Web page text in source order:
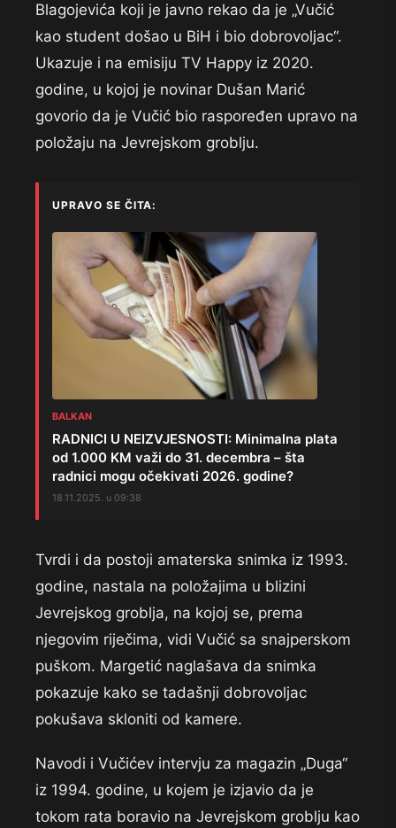
Blagojevića koji je javno rekao da je „Vučić
kao student došao u BiH i bio dobrovoljac“.
Ukazuje i na emisiju TV Happy iz 2020.
godine, u kojoj je novinar Dušan Marić
govorio da je Vučić bio raspoređen upravo na
položaju na Jevrejskom groblju.
UPRAVO SE ČITA:
BALKAN
RADNICI U NEIZVJESNOSTI: Minimalna plata
od 1.000 KM važi do 31. decembra – šta
radnici mogu očekivati 2026. godine?
18.11.2025. u 09:38
Tvrdi i da postoji amaterska snimka iz 1993.
godine, nastala na položajima u blizini
Jevrejskog groblja, na kojoj se, prema
njegovim riječima, vidi Vučić sa snajperskom
puškom. Margetić naglašava da snimka
pokazuje kako se tadašnji dobrovoljac
pokušava skloniti od kamere.
Navodi i Vučićev intervju za magazin „Duga“
iz 1994. godine, u kojem je izjavio da je
tokom rata boravio na Jevrejskom groblju kao